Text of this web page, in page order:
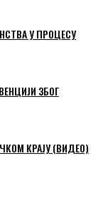
У ПРОЦЕСУ
ЗБОГ
КРАЈУ (ВИДЕО)